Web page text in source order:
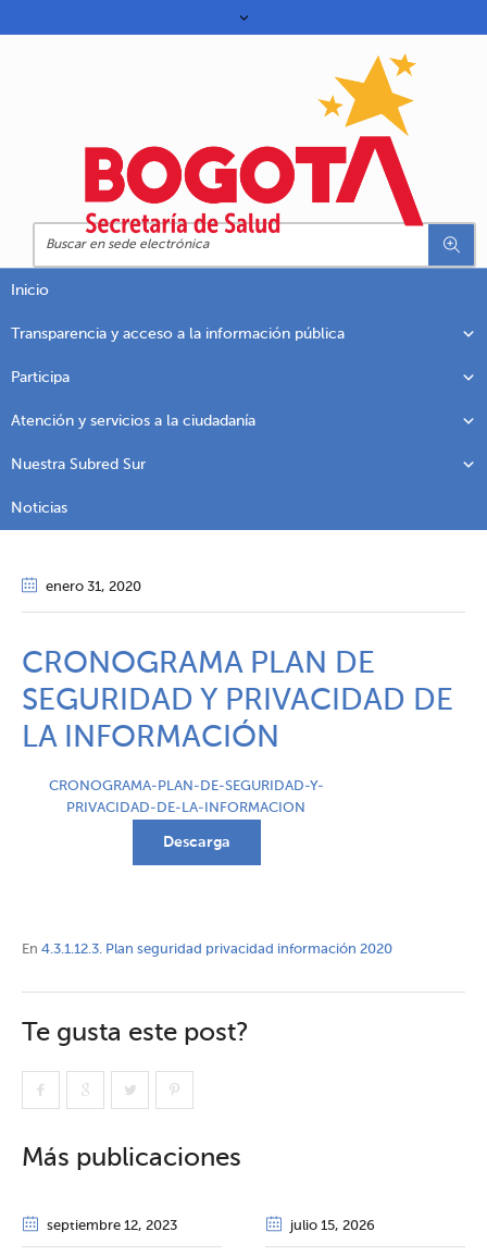
Inicio
Transparencia y acceso a la información pública
Participa
Atención y servicios a la ciudadanía
Nuestra Subred Sur
Noticias
enero 31, 2020
CRONOGRAMA PLAN DE
SEGURIDAD Y PRIVACIDAD DE
LA INFORMACIÓN
CRONOGRAMA-PLAN-DE-SEGURIDAD-Y-
PRIVACIDAD-DE-LA-INFORMACION
Descarga
En 4.3.1.12.3. Plan seguridad privacidad información 2020
Te gusta este post?
Más publicaciones
septiembre 12, 2023 julio 15, 2026